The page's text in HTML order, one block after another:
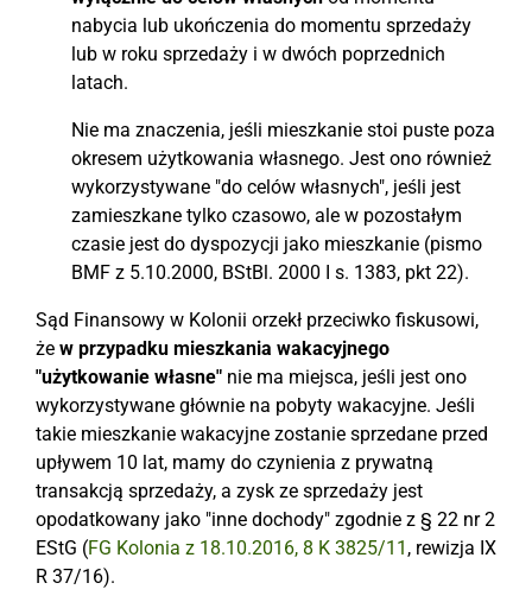
nabycia lub ukończenia do momentu sprzedaży
lub w roku sprzedaży i w dwóch poprzednich
latach.
Nie ma znaczenia, jeśli mieszkanie stoi puste poza
okresem użytkowania własnego. Jest ono również
wykorzystywane "do celów własnych", jeśli jest
zamieszkane tylko czasowo, ale w pozostałym
czasie jest do dyspozycji jako mieszkanie (pismo
BMF z 5.10.2000, BStBl. 2000 I s. 1383, pkt 22).
Sąd Finansowy w Kolonii orzekł przeciwko fiskusowi,
że w przypadku mieszkania wakacyjnego
"użytkowanie własne" nie ma miejsca, jeśli jest ono
wykorzystywane głównie na pobyty wakacyjne. Jeśli
takie mieszkanie wakacyjne zostanie sprzedane przed
upływem 10 lat, mamy do czynienia z prywatną
transakcją sprzedaży, a zysk ze sprzedaży jest
opodatkowany jako "inne dochody" zgodnie z § 22 nr 2
EStG (FG Kolonia z 18.10.2016, 8 K 3825/11 , rewizja IX
R 37/16).